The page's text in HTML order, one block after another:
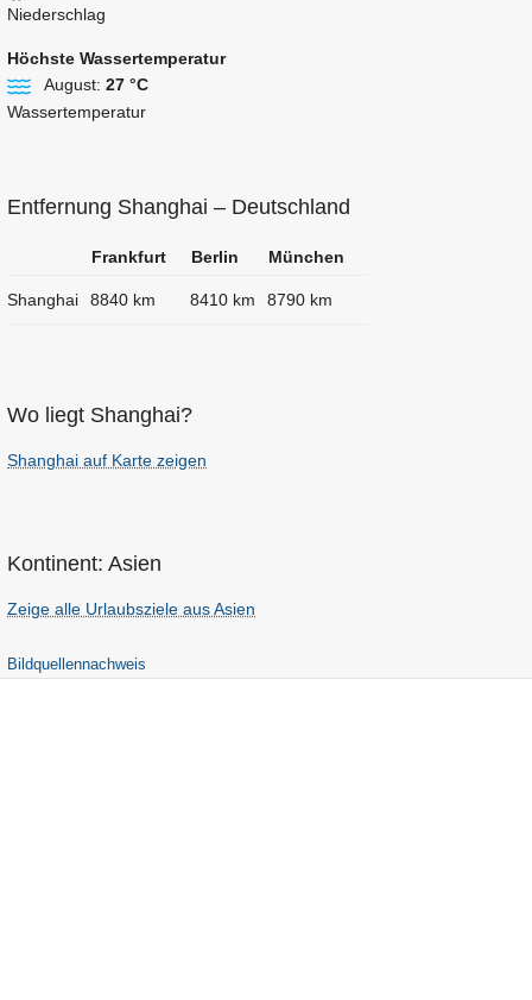
Niederschlag
Höchste Wassertemperatur
August: 27 °C
Wassertemperatur
Entfernung Shanghai – Deutschland
Frankfurt Berlin München
Shanghai 8840 km 8410 km 8790 km
Wo liegt Shanghai?
Shanghai auf Karte zeigen
Kontinent: Asien
Zeige alle Urlaubsziele aus Asien
Bildquellennachweis